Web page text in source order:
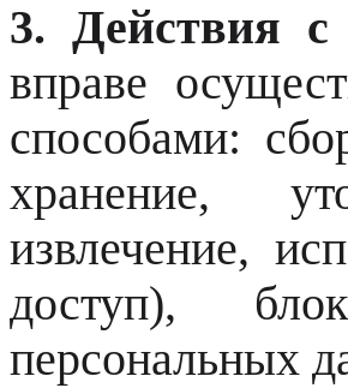
3. Действия
вправе
способами:
хранение,
извлечение,
доступ),
персональных